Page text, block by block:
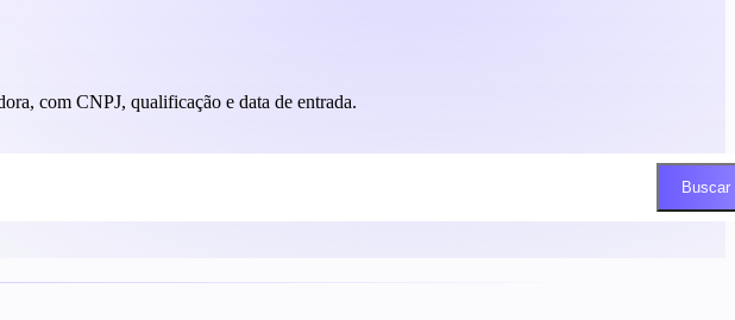
com CNPJ, qualificação e data de entrada.
Buscar